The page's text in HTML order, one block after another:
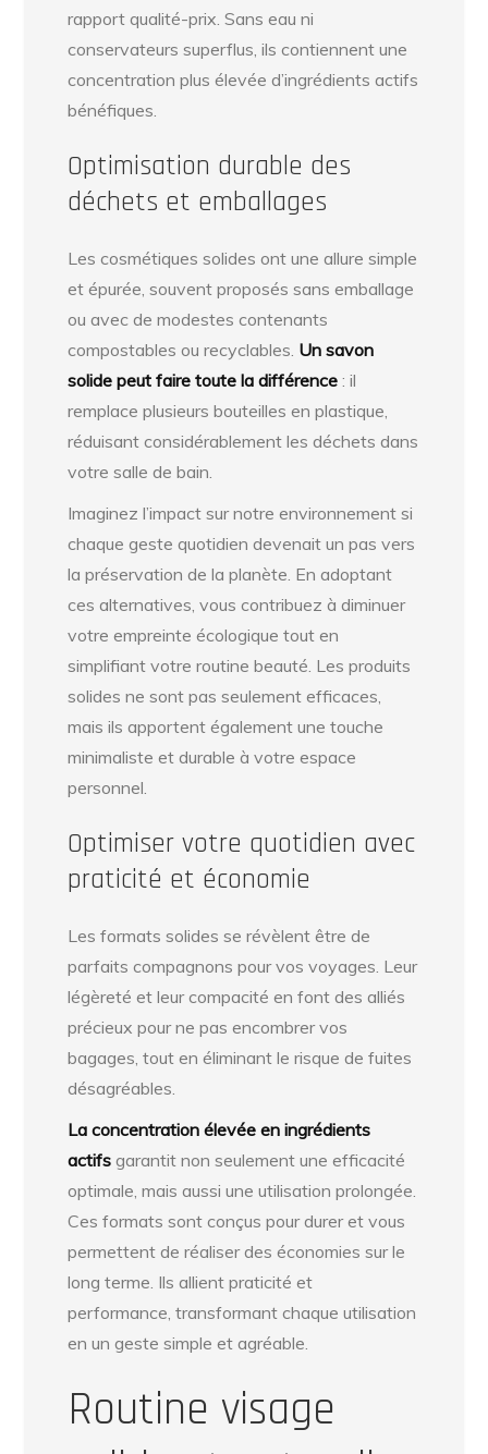
rapport qualité-prix. Sans eau ni
conservateurs superflus, ils contiennent une
concentration plus élevée d’ingrédients actifs
bénéfiques.
Optimisation durable des
déchets et emballages
Les cosmétiques solides ont une allure simple
et épurée, souvent proposés sans emballage
ou avec de modestes contenants
compostables ou recyclables. Un savon
solide peut faire toute la différence : il
remplace plusieurs bouteilles en plastique,
réduisant considérablement les déchets dans
votre salle de bain.
Imaginez l’impact sur notre environnement si
chaque geste quotidien devenait un pas vers
la préservation de la planète. En adoptant
ces alternatives, vous contribuez à diminuer
votre empreinte écologique tout en
simplifiant votre routine beauté. Les produits
solides ne sont pas seulement efficaces,
mais ils apportent également une touche
minimaliste et durable à votre espace
personnel.
Optimiser votre quotidien avec
praticité et économie
Les formats solides se révèlent être de
parfaits compagnons pour vos voyages. Leur
légèreté et leur compacité en font des alliés
précieux pour ne pas encombrer vos
bagages, tout en éliminant le risque de fuites
désagréables.
La concentration élevée en ingrédients
actifs garantit non seulement une efficacité
optimale, mais aussi une utilisation prolongée.
Ces formats sont conçus pour durer et vous
permettent de réaliser des économies sur le
long terme. Ils allient praticité et
performance, transformant chaque utilisation
en un geste simple et agréable.
Routine visage